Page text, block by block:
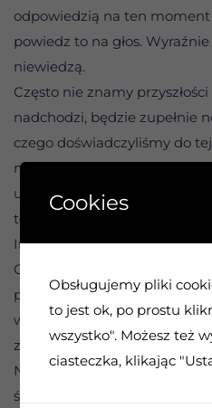
odpowiedzią na ten moment
powiedz to na głos.
niewiedzą.
Często nie znamy
nadchodzi, będzie zupełnie
czego doświadczyliśmy do
niespodzianka. Gdybyśmy
umysł nie potrafiłby
ten nowy scenariusz.
Innym razem niewiedza po
Gdybyśmy zobaczyli cały
przerosnąć. Natychmiast
w próby kontrolowania
zapas.
Nasza dusza zazwyczaj zna
świadomy umysł nie jest
Cookies
Obsługujemy pliki
to jest ok, po prostu
wszystko". Możesz też
ciasteczka, klikając